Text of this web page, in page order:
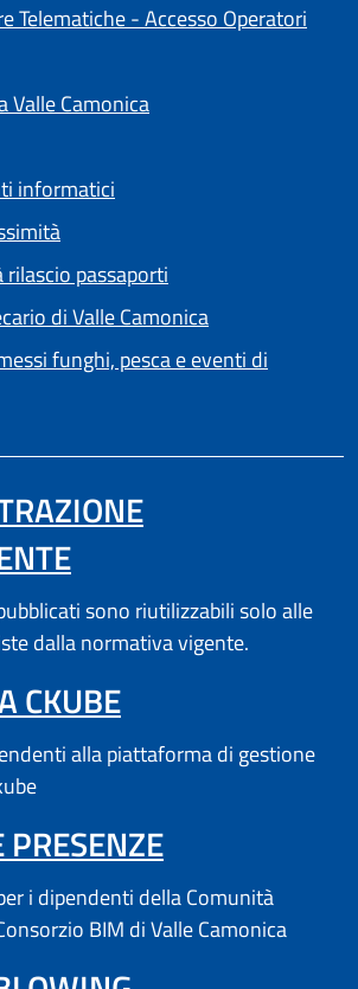
Telematiche - Accesso Operatori
Valle Camonica
informatici
passaporti
di Valle Camonica
funghi, pesca e eventi di
sono riutilizzabili solo alle
dalla normativa vigente.
CKUBE(APRE IN
alla piattaforma di gestione
PRESENZE(APRE IN
i dipendenti della Comunità
BIM di Valle Camonica